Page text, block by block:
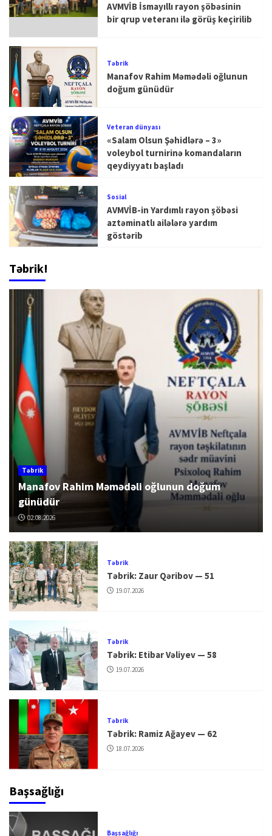
AVMVİB İsmayıllı rayon şöbəsinin
bir qrup veteranı ilə görüş keçirilib
Təbrik
Manafov Rahim Məmədəli oğlunun
doğum günüdür
Veteran dünyası
«Salam Olsun Şəhidlərə – 3»
voleybol turnirinə komandaların
qeydiyyatı başladı
Sosial
AVMVİB-in Yardımlı rayon şöbəsi
aztəminatlı ailələrə yardım
göstərib
Təbrik!
Təbrik
Manafov Rahim Məmədəli oğlunun doğum
günüdür
02.08.2026
Təbrik
Təbrik: Zaur Qəribov — 51
19.07.2026
Təbrik
Təbrik: Etibar Vəliyev — 58
19.07.2026
Təbrik
Təbrik: Ramiz Ağayev — 62
18.07.2026
Başsağlığı
Başsağlığı